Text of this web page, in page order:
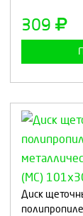
309
Диск